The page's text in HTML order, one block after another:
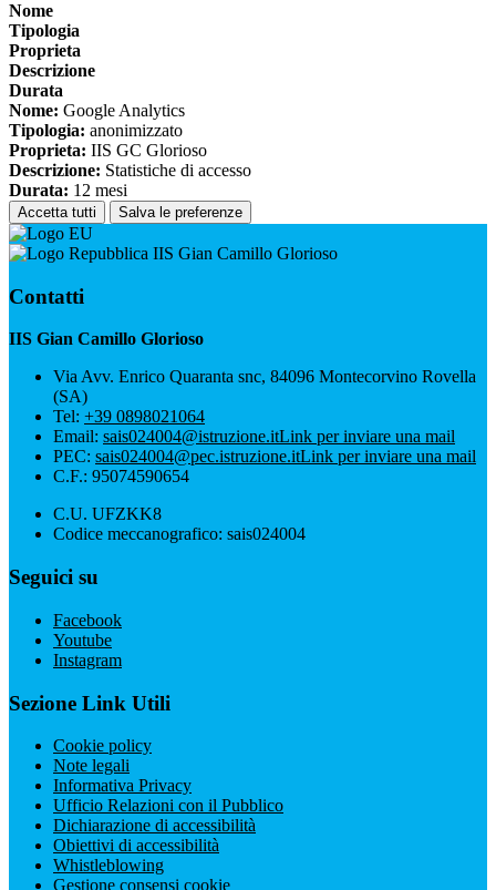
Nome
Tipologia
Proprieta
Descrizione
Durata
Nome: Google Analytics
Tipologia: anonimizzato
Proprieta: IIS GC Glorioso
Descrizione: Statistiche di accesso
Durata: 12 mesi
Accetta tutti Salva le preferenze
IIS Gian Camillo Glorioso
Contatti
IIS Gian Camillo Glorioso
Via Avv. Enrico Quaranta snc, 84096 Montecorvino Rovella
(SA)
Tel: +39 0898021064
Email: sais024004@istruzione.itLink per inviare una mail
PEC: sais024004@pec.istruzione.itLink per inviare una mail
C.F.: 95074590654
C.U. UFZKK8
Codice meccanografico: sais024004
Seguici su
Facebook
Youtube
Instagram
Sezione Link Utili
Cookie policy
Note legali
Informativa Privacy
Ufficio Relazioni con il Pubblico
Dichiarazione di accessibilità
Obiettivi di accessibilità
Whistleblowing
Gestione consensi cookie